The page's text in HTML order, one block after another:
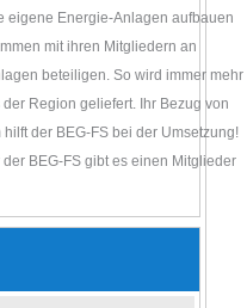
eigene Energie-Anlagen aufbauen
mit ihren Mitgliedern an
beteiligen. So wird immer mehr
der Region geliefert. Ihr Bezug von
hilft der BEG-FS bei der Umsetzung!
der BEG-FS gibt es einen Mitglieder